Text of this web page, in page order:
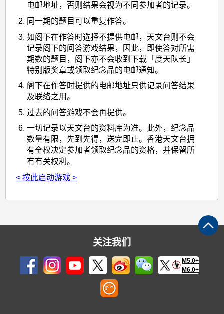
电邮地址，否则结果会视为不同参加者的记录。
同一期的题目可以重复作答。
如阁下在作答时选择不提供电邮，天文台则不会
记录阁下的问答游戏结果，因此，即使答对所需
期数的题目，阁下亦不会收到下载「度天队长」
特别版奖章或领取纪念品的电邮通知。
阁下在作答时提供的电邮地址只供记录问答结果
及联络之用。
过去的问答游戏不会再提供。
一切记录以天文台的资料库为准。此外，纪念品
数量有限，先到先得，送完即止。香港天文台拥
有全权决定参加者领取纪念品的资格，并保留所
有有关权利。
< 按此启动游戏 >
关注我们
M5.0+
M6.0+